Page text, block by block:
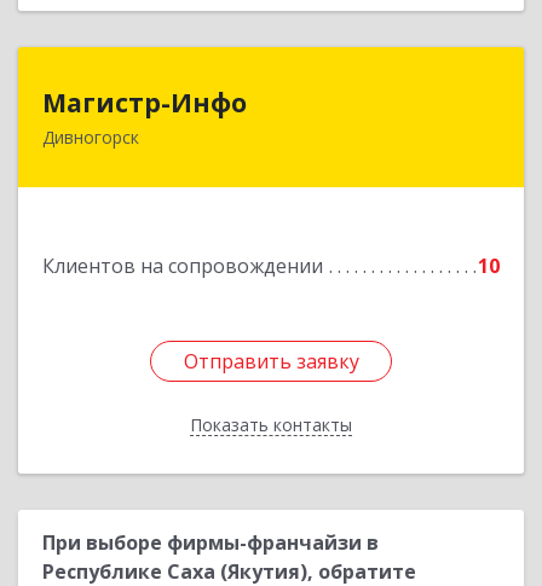
Магистр-Инфо
Дивногорск
Клиентов на сопровождении 10
Отправить заявку
Показать контакты
663090 Красноярский край Дивногорск г
Отправить заявку
Назад
При выборе фирмы-франчайзи в
Республике Саха (Якутия), обратите